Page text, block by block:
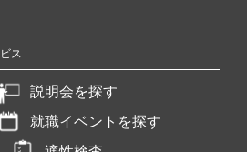
ス
説明会を探す
就職イベントを探す